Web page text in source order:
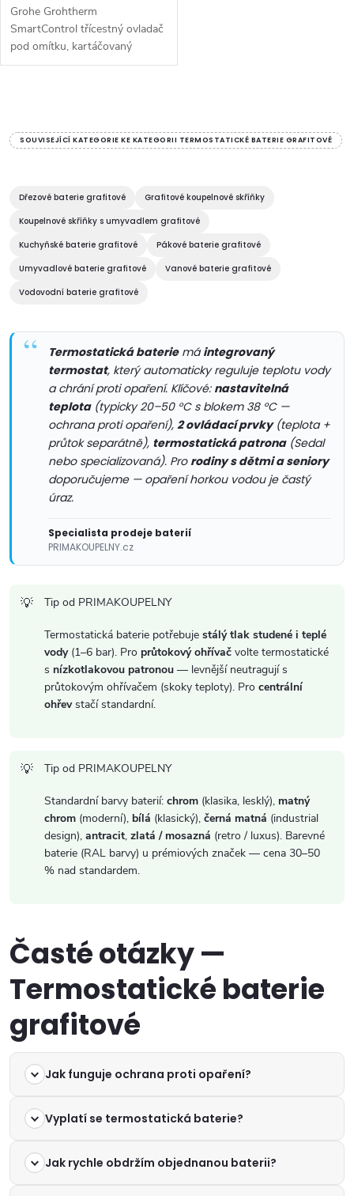
Grohe Grohtherm
SmartControl třícestný ovladač
pod omítku, kartáčovaný
29122AL0. Barva Hard
v
á
d
a
c
í
ý
SOUVISEJÍCÍ KATEGORIE KE KATEGORII TERMOSTATICKÉ BATERIE GRAFITOVÉ
Dřezové baterie grafitové
Grafitové koupelnové skříňky
Koupelnové skříňky s umyvadlem grafitové
Kuchyňské baterie grafitové
Pákové baterie grafitové
Umyvadlové baterie grafitové
Vanové baterie grafitové
Vodovodní baterie grafitové
Termostatická bateriemáintegrovaný
termostat, který automaticky reguluje teplotu vody
a chrání proti opaření. Klíčové: nastavitelná
teplota(typicky 20–50 °C s blokem 38 °C —
ochrana proti opaření), 2 ovládací prvky(teplota +
průtok separátně), termostatická patrona(Sedal
nebo specializovaná). Pro rodiny s dětmi a seniory
doporučujeme — opaření horkou vodou je častý
úraz.
Specialista prodeje baterií
PRIMAKOUPELNY.cz
Tip od PRIMAKOUPELNY
Termostatická baterie potřebuje stálý tlak studené i teplé
vody(1–6 bar). Pro průtokový ohřívač volte termostatické
s nízkotlakovou patronou — levnější neutragují s
průtokovým ohřívačem (skoky teploty). Pro centrální
ohřevstačí standardní.
Tip od PRIMAKOUPELNY
Standardní barvy baterií: chrom (klasika, lesklý), matný
chrom (moderní), bílá (klasický), černá matná (industrial
design), antracit, zlatá / mosazná (retro / luxus). Barevné
baterie (RAL barvy) u prémiových značek — cena 30–50
% nad standardem.
Časté otázky —
Termostatické baterie
grafitové
Jak funguje ochrana proti opaření?
Vyplatí se termostatická baterie?
Jak rychle obdržím objednanou baterii?